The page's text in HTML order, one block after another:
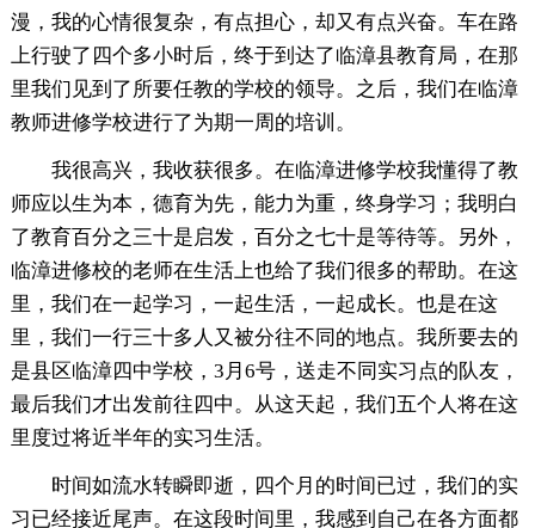
漫，我的心情很复杂，有点担心，却又有点兴奋。车在路
上行驶了四个多小时后，终于到达了临漳县教育局，在那
里我们见到了所要任教的学校的领导。之后，我们在临漳
教师进修学校进行了为期一周的培训。
我很高兴，我收获很多。在临漳进修学校我懂得了教
师应以生为本，德育为先，能力为重，终身学习；我明白
了教育百分之三十是启发，百分之七十是等待等。另外，
临漳进修校的老师在生活上也给了我们很多的帮助。在这
里，我们在一起学习，一起生活，一起成长。也是在这
里，我们一行三十多人又被分往不同的地点。我所要去的
是县区临漳四中学校，3月6号，送走不同实习点的队友，
最后我们才出发前往四中。从这天起，我们五个人将在这
里度过将近半年的实习生活。
时间如流水转瞬即逝，四个月的时间已过，我们的实
习已经接近尾声。在这段时间里，我感到自己在各方面都